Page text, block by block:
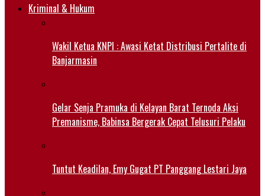
Kriminal & Hukum
Wakil Ketua KNPI : Awasi Ketat Distribusi Pertalite di
Banjarmasin
Gelar Senja Pramuka di Kelayan Barat Ternoda Aksi
Premanisme, Babinsa Bergerak Cepat Telusuri Pelaku
Tuntut Keadilan, Emy Gugat PT Panggang Lestari Jaya